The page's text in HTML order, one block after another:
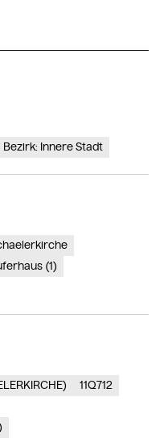
Bezirk: Innere Stadt
(1)
11Q712